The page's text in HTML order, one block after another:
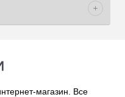
магазин. Все